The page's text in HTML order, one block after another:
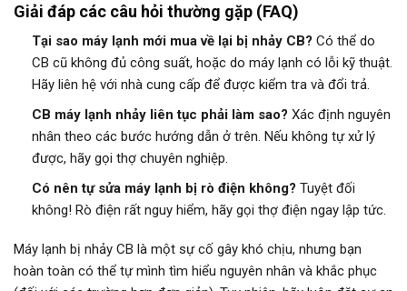
Giải đáp các câu hỏi thường gặp (FAQ)
Tại sao máy lạnh mới mua về lại bị nhảy CB? Có thể do
CB cũ không đủ công suất, hoặc do máy lạnh có lỗi kỹ thuật.
Hãy liên hệ với nhà cung cấp để được kiểm tra và đổi trả.
CB máy lạnh nhảy liên tục phải làm sao? Xác định nguyên
nhân theo các bước hướng dẫn ở trên. Nếu không tự xử lý
được, hãy gọi thợ chuyên nghiệp.
Có nên tự sửa máy lạnh bị rò điện không? Tuyệt đối
không! Rò điện rất nguy hiểm, hãy gọi thợ điện ngay lập tức.
Máy lạnh bị nhảy CB là một sự cố gây khó chịu, nhưng bạn
hoàn toàn có thể tự mình tìm hiểu nguyên nhân và khắc phục